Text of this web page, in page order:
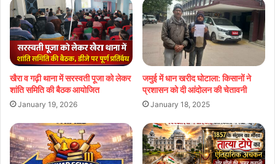
खैरा व गढ़ी थाना में सरस्वती पूजा को लेकर
शांति समिति की बैठक आयोजित
January 19, 2026
जमुई में धान खरीद घोटाला: किसानों ने
प्रशासन को दी आंदोलन की चेतावनी
January 18, 2025